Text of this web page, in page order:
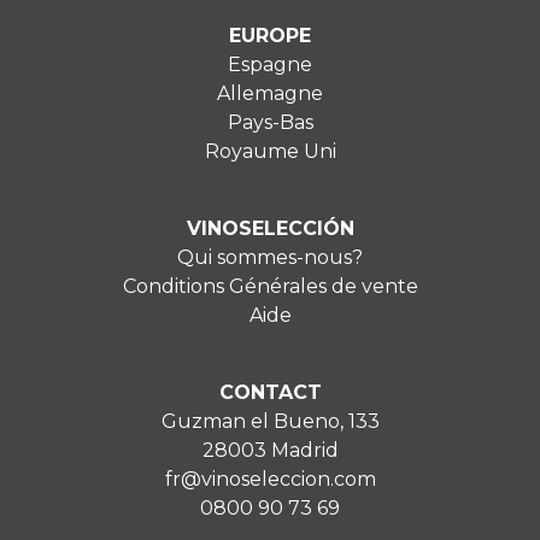
EUROPE
Espagne
Allemagne
Pays-Bas
Royaume Uni
VINOSELECCIÓN
Qui sommes-nous?
Conditions Générales de vente
Aide
CONTACT
Guzman el Bueno, 133
28003 Madrid
fr@vinoseleccion.com
0800 90 73 69